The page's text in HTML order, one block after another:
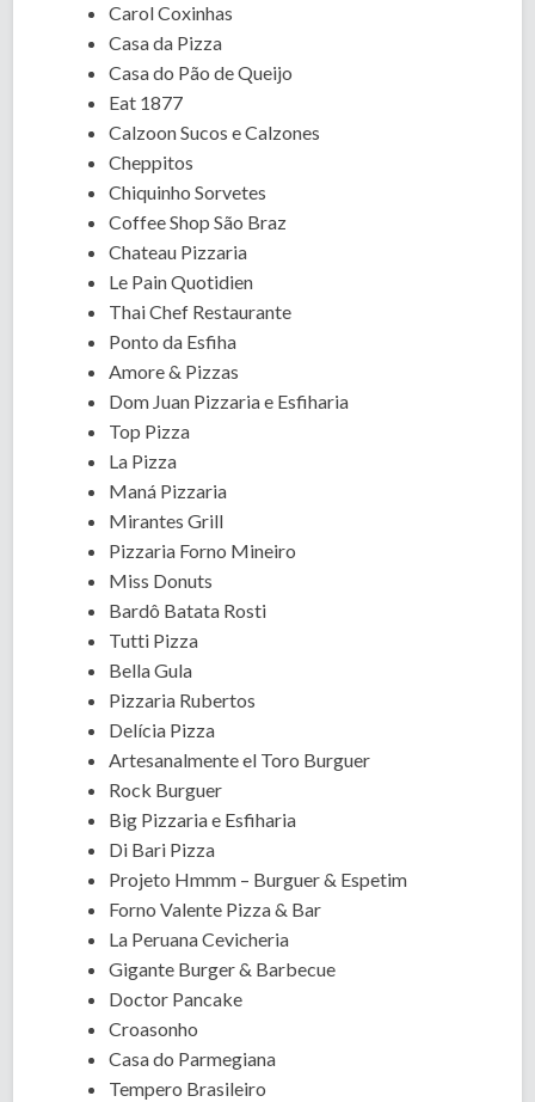
Carol Coxinhas
Casa da Pizza
Casa do Pão de Queijo
Eat 1877
Calzoon Sucos e Calzones
Cheppitos
Chiquinho Sorvetes
Coffee Shop São Braz
Chateau Pizzaria
Le Pain Quotidien
Thai Chef Restaurante
Ponto da Esfiha
Amore & Pizzas
Dom Juan Pizzaria e Esfiharia
Top Pizza
La Pizza
Maná Pizzaria
Mirantes Grill
Pizzaria Forno Mineiro
Miss Donuts
Bardô Batata Rosti
Tutti Pizza
Bella Gula
Pizzaria Rubertos
Delícia Pizza
Artesanalmente el Toro Burguer
Rock Burguer
Big Pizzaria e Esfiharia
Di Bari Pizza
Projeto Hmmm – Burguer & Espetim
Forno Valente Pizza & Bar
La Peruana Cevicheria
Gigante Burger & Barbecue
Doctor Pancake
Croasonho
Casa do Parmegiana
Tempero Brasileiro